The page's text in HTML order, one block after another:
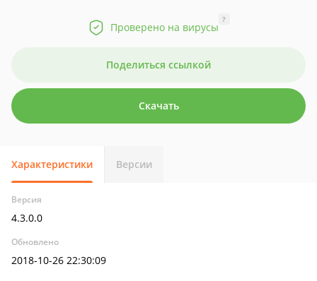
Проверено на вирусы
?
Поделиться ссылкой
Скачать
Характеристики Версии
Версия
4.3.0.0
Обновлено
2018-10-26 22:30:09